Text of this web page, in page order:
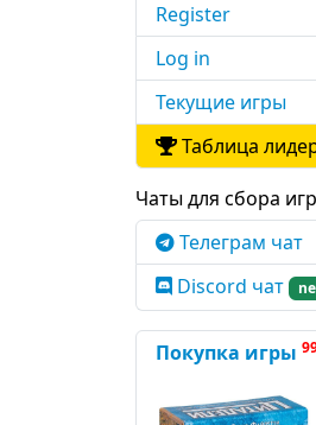
Register
Log in
Текущие игры
Таблица
Чаты для сбора
Телеграм чат
Discord чат
Покупка игры